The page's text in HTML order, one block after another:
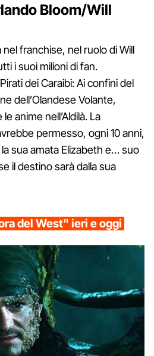
Bloom/Will
franchise, nel ruolo di Will
i suoi milioni di fan.
dei Caraibi: Ai confini del
dell’Olandese Volante,
anime nell’Aldilà. La
permesso, ogni 10 anni,
sua amata Elizabeth e… suo
il destino sarà dalla sua
del West" ieri e oggi